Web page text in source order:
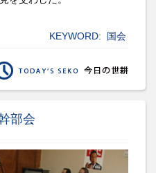
KEYWORD: 国会
部会